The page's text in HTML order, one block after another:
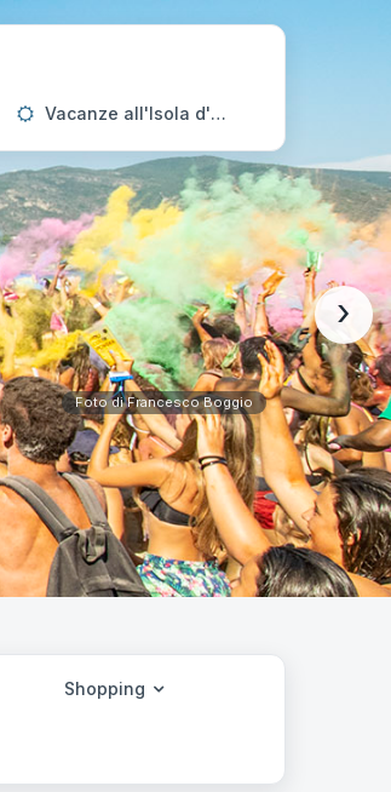
Vacanze all'Isola d'Elba
Foto di Francesco Boggio
›
Shopping